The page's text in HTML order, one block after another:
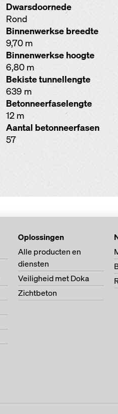
Dwarsdoornede
Rond
Binnenwerkse breedte
9,70 m
Binnenwerkse hoogte
6,80 m
Bekiste tunnellengte
639 m
Betonneerfaselengte
12 m
Aantal betonneerfasen
57
Oplossingen
Alle producten en
diensten
Veiligheid met Doka
Zichtbeton